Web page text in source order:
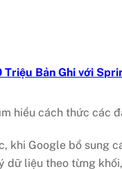
Triệu Bản Ghi với
khi Google bổ sung
dữ liệu theo từng